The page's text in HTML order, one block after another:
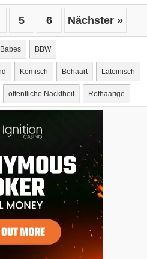
5 6 Nächster »
Babes BBW
Komisch Behaart Lateinisch
öffentliche Nacktheit Rothaarige